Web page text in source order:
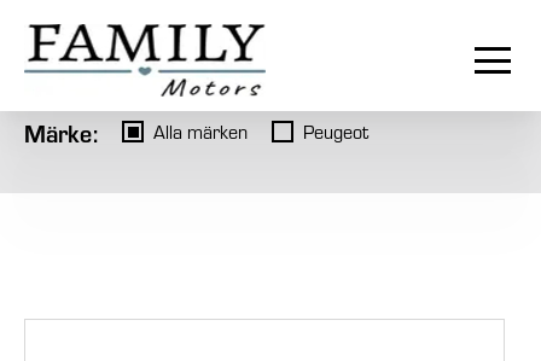
Märke: Alla märken Peugeot